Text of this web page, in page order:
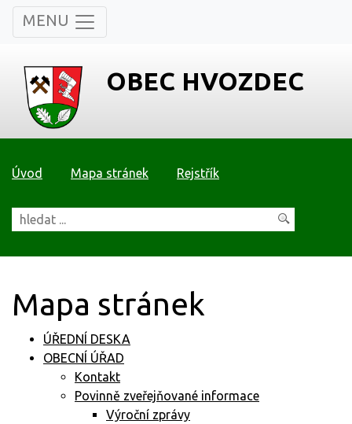
MENU
OBEC HVOZDEC
Úvod Mapa stránek Rejstřík
Mapa stránek
ÚŘEDNÍ DESKA
OBECNÍ ÚŘAD
Kontakt
Povinně zveřejňované informace
Výroční zprávy